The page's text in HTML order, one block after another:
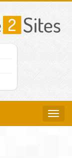
Toggle